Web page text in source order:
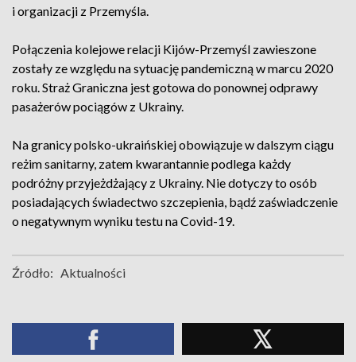
i organizacji z Przemyśla.
Połączenia kolejowe relacji Kijów-Przemyśl zawieszone
zostały ze względu na sytuację pandemiczną w marcu 2020
roku. Straż Graniczna jest gotowa do ponownej odprawy
pasażerów pociągów z Ukrainy.
Na granicy polsko-ukraińskiej obowiązuje w dalszym ciągu
reżim sanitarny, zatem kwarantannie podlega każdy
podróżny przyjeżdżający z Ukrainy. Nie dotyczy to osób
posiadających świadectwo szczepienia, bądź zaświadczenie
o negatywnym wyniku testu na Covid-19.
Źródło: Aktualności